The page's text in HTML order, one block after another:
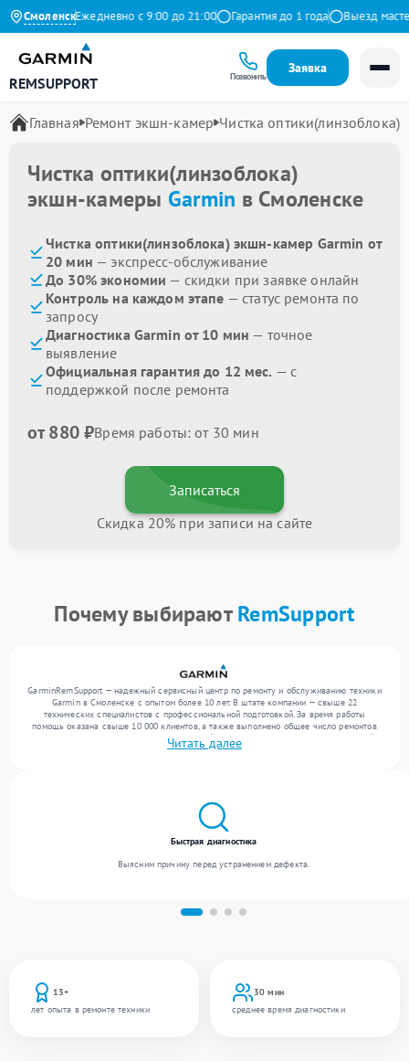
Смоленск
Яндекс Ежедневно с 9:00 до 21:00 Гарантия до 1 года Выезд мастера
REMSUPPORT Позвонить
Заявка
Главная Ремонт экшн-камер Чистка оптики(линзоблока)
Чистка оптики(линзоблока)
экшн-камеры Garmin в Смоленске
Чистка оптики(линзоблока) экшн-камер Garmin от
20 мин — экспресс-обслуживание
До 30% экономии — скидки при заявке онлайн
Контроль на каждом этапе — статус ремонта по
запросу
Диагностика Garmin от 10 мин — точное
выявление
Официальная гарантия до 12 мес. — с
поддержкой после ремонта
от 880 ₽Время работы: от 30 мин
Записаться
Скидка 20% при записи на сайте
Почему выбираютRemSupport
GarminRemSupport — надежный сервисный центр по ремонту и обслуживанию техники
Garmin в Смоленске с опытом более 10 лет. В штате компании — свыше 22
технических специалистов с профессиональной подготовкой. За время работы
помощь оказана свыше 10 000 клиентов, а также выполнено общее число ремонтов
превысило 12 000. Ежемесячно в сервисный центр поступает более 300 обращений,
включая , , . Мы беремся за задачи любой сложности и обеспечиваем надежный
Читать далее
13+
лет опыта в ремонте техники
30 мин
среднее время диагностики
Быстрая диагностика
Выясним причину перед устранением дефекта.